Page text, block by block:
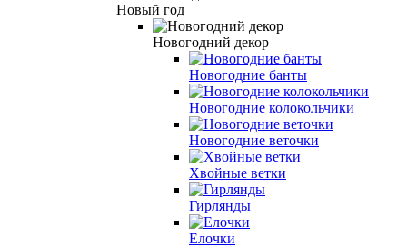
Новый год
Новогодний декор
Новогодние банты
Новогодние колокольчики
Новогодние веточки
Хвойные ветки
Гирлянды
Елочки